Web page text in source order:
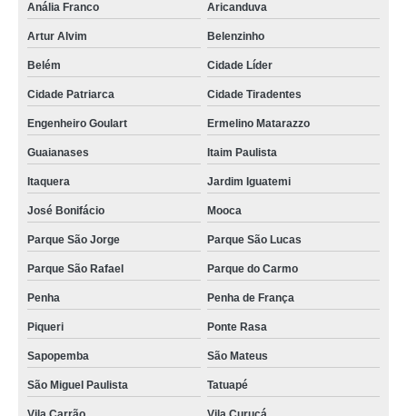
Anália Franco
Aricanduva
Artur Alvim Belenzinho
Belém Cidade Líder
Cidade Patriarca Cidade Tiradentes
Engenheiro Goulart Ermelino Matarazzo
Guaianases Itaim Paulista
Itaquera Jardim Iguatemi
José Bonifácio Mooca
Parque São Jorge Parque São Lucas
Parque São Rafael Parque do Carmo
Penha Penha de França
Piqueri Ponte Rasa
Sapopemba São Mateus
São Miguel Paulista Tatuapé